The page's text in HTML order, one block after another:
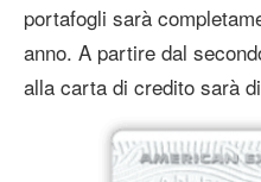
portafogli sarà
anno. A partire dal
alla carta di credito sarà